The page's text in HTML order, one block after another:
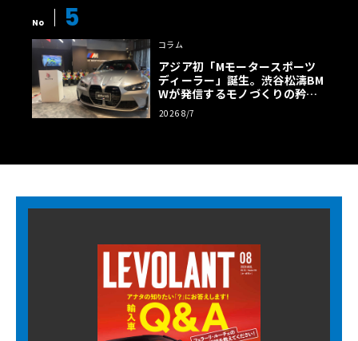
No 5
コラム
アジア初「Mモータースポーツ
ディーラー」誕生。渋谷松濤BM
Wが発信するモノづくりの矜持
【木下隆之コラム】
2026 8/7